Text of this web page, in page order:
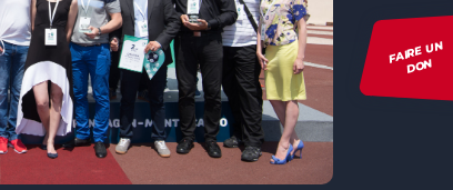
FAIRE UN
DON